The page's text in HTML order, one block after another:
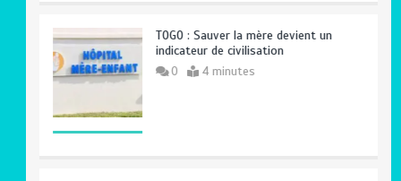
TOGO : Sauver la mère devient un
indicateur de civilisation
0 4 minutes